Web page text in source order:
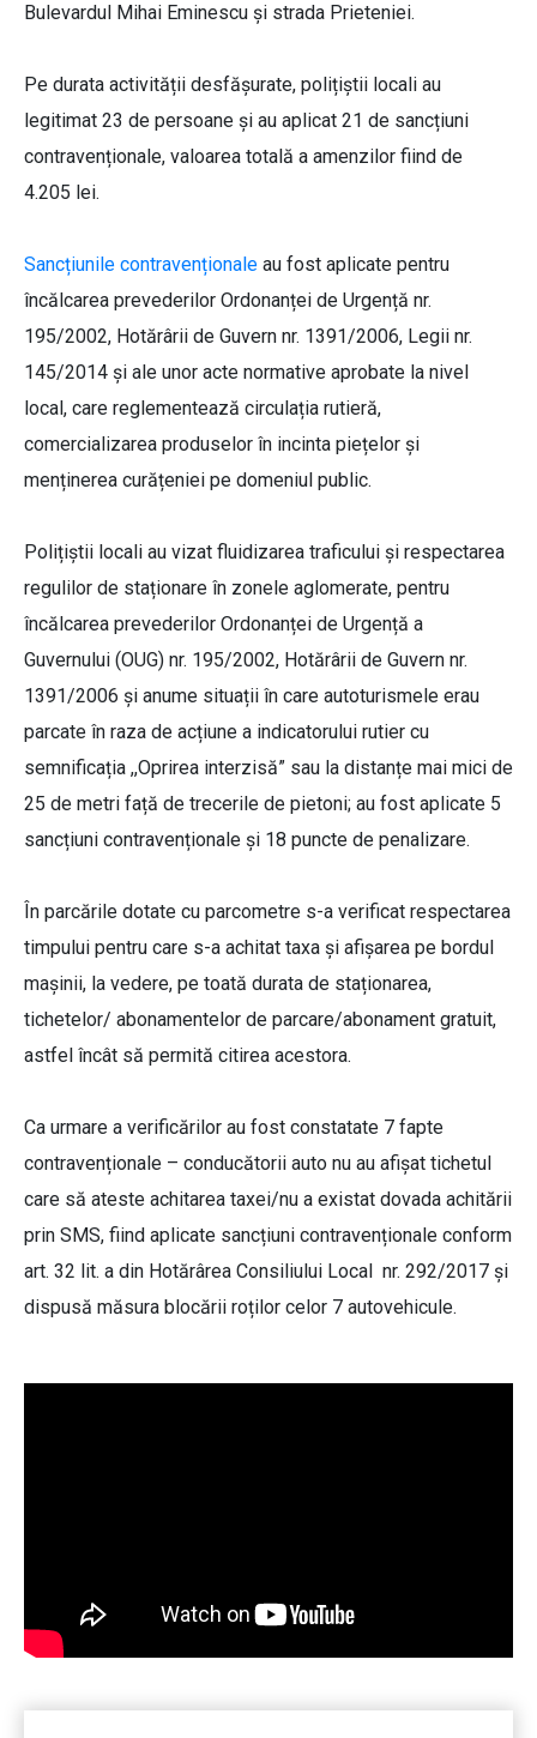
Bulevardul Mihai Eminescu și strada Prieteniei.
Pe durata activității desfășurate, polițiștii locali au
legitimat 23 de persoane și au aplicat 21 de sancțiuni
contravenționale, valoarea totală a amenzilor fiind de
4.205 lei.
Sancțiunile contravenționale au fost aplicate pentru
încălcarea prevederilor Ordonanței de Urgență nr.
195/2002, Hotărârii de Guvern nr. 1391/2006, Legii nr.
145/2014 și ale unor acte normative aprobate la nivel
local, care reglementează circulația rutieră,
comercializarea produselor în incinta piețelor și
menținerea curățeniei pe domeniul public.
Polițiștii locali au vizat fluidizarea traficului și respectarea
regulilor de staționare în zonele aglomerate, pentru
încălcarea prevederilor Ordonanței de Urgență a
Guvernului (OUG) nr. 195/2002, Hotărârii de Guvern nr.
1391/2006 și anume situații în care autoturismele erau
parcate în raza de acțiune a indicatorului rutier cu
semnificația ,,Oprirea interzisă” sau la distanțe mai mici de
25 de metri față de trecerile de pietoni; au fost aplicate 5
sancțiuni contravenționale și 18 puncte de penalizare.
În parcările dotate cu parcometre s-a verificat respectarea
timpului pentru care s-a achitat taxa și afișarea pe bordul
mașinii, la vedere, pe toată durata de staționarea,
tichetelor/ abonamentelor de parcare/abonament gratuit,
astfel încât să permită citirea acestora.
Ca urmare a verificărilor au fost constatate 7 fapte
contravenționale – conducătorii auto nu au afișat tichetul
care să ateste achitarea taxei/nu a existat dovada achitării
prin SMS, fiind aplicate sancțiuni contravenționale conform
art. 32 lit. a din Hotărârea Consiliului Local nr. 292/2017 și
dispusă măsura blocării roților celor 7 autovehicule.